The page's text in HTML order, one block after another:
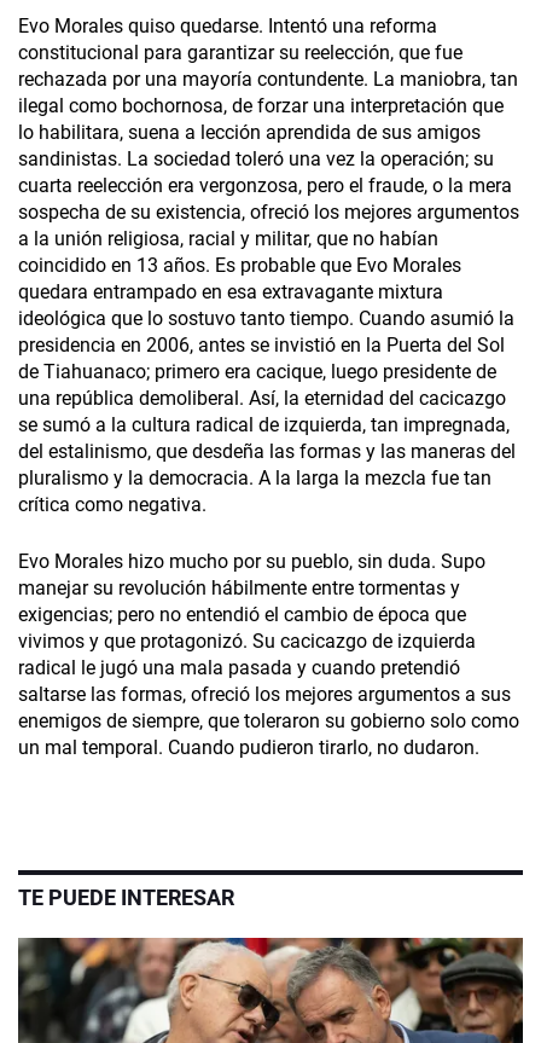
Evo Morales quiso quedarse. Intentó una reforma
constitucional para garantizar su reelección, que fue
rechazada por una mayoría contundente. La maniobra, tan
ilegal como bochornosa, de forzar una interpretación que
lo habilitara, suena a lección aprendida de sus amigos
sandinistas. La sociedad toleró una vez la operación; su
cuarta reelección era vergonzosa, pero el fraude, o la mera
sospecha de su existencia, ofreció los mejores argumentos
a la unión religiosa, racial y militar, que no habían
coincidido en 13 años. Es probable que Evo Morales
quedara entrampado en esa extravagante mixtura
ideológica que lo sostuvo tanto tiempo. Cuando asumió la
presidencia en 2006, antes se invistió en la Puerta del Sol
de Tiahuanaco; primero era cacique, luego presidente de
una república demoliberal. Así, la eternidad del cacicazgo
se sumó a la cultura radical de izquierda, tan impregnada,
del estalinismo, que desdeña las formas y las maneras del
pluralismo y la democracia. A la larga la mezcla fue tan
crítica como negativa.
Evo Morales hizo mucho por su pueblo, sin duda. Supo
manejar su revolución hábilmente entre tormentas y
exigencias; pero no entendió el cambio de época que
vivimos y que protagonizó. Su cacicazgo de izquierda
radical le jugó una mala pasada y cuando pretendió
saltarse las formas, ofreció los mejores argumentos a sus
enemigos de siempre, que toleraron su gobierno solo como
un mal temporal. Cuando pudieron tirarlo, no dudaron.
TE PUEDE INTERESAR